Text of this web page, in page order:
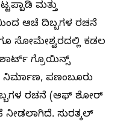
ಮತ್ತು
ಆಚೆ ದಿಬ್ಬಗಳ ರಚನೆ
ಸೋಮೇಶ್ವರದಲ್ಲಿ ಕಡಲ
ಗ್ರೊಯಿನ್ಸ್
ಪಣಂಬೂರು
ದಿಬ್ಬಗಳ ರಚನೆ (ಆಫ್‌ ಶೋರ್
ಸುರತ್ಕಲ್